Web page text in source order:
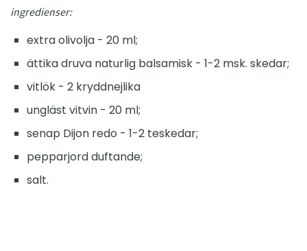
ingredienser:
extra olivolja - 20 ml;
ättika druva naturlig balsamisk - 1-2 msk. skedar;
vitlök - 2 kryddnejlika
ungläst vitvin - 20 ml;
senap Dijon redo - 1-2 teskedar;
pepparjord duftande;
salt.